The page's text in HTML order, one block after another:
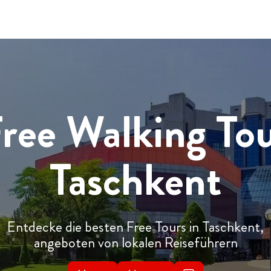
Walking
Taschkent
Entdecke die besten Free Tours in Taschkent,
angeboten von lokalen Reiseführern